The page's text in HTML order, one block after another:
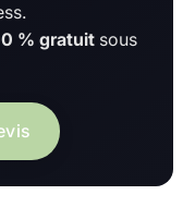
% gratuit sous